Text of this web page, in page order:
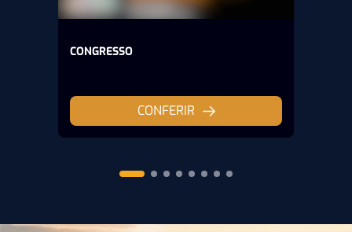
CONGRESSO
CONFERIR